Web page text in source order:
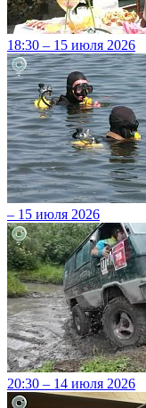
18:30 – 15 июля 2026
– 15 июля 2026
20:30 – 14 июля 2026